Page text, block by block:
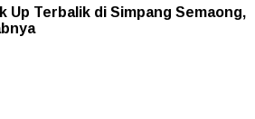
Up Terbalik di Simpang Semaong,